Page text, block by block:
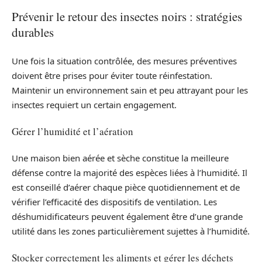
Prévenir le retour des insectes noirs : stratégies
durables
Une fois la situation contrôlée, des mesures préventives
doivent être prises pour éviter toute réinfestation.
Maintenir un environnement sain et peu attrayant pour les
insectes requiert un certain engagement.
Gérer l’humidité et l’aération
Une maison bien aérée et sèche constitue la meilleure
défense contre la majorité des espèces liées à l’humidité. Il
est conseillé d’aérer chaque pièce quotidiennement et de
vérifier l’efficacité des dispositifs de ventilation. Les
déshumidificateurs peuvent également être d’une grande
utilité dans les zones particulièrement sujettes à l’humidité.
Stocker correctement les aliments et gérer les déchets